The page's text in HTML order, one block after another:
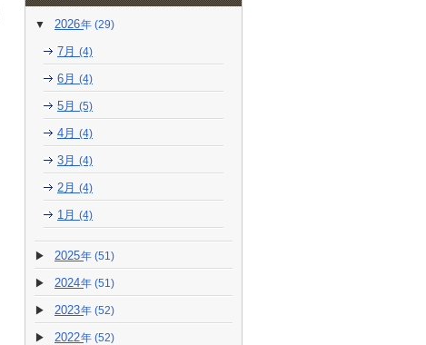
2026 (29)
7月(4)
6月(4)
5月(5)
4月(4)
3月(4)
2月(4)
1月(4)
2025 (51)
2024 (51)
2023 (52)
2022 (52)